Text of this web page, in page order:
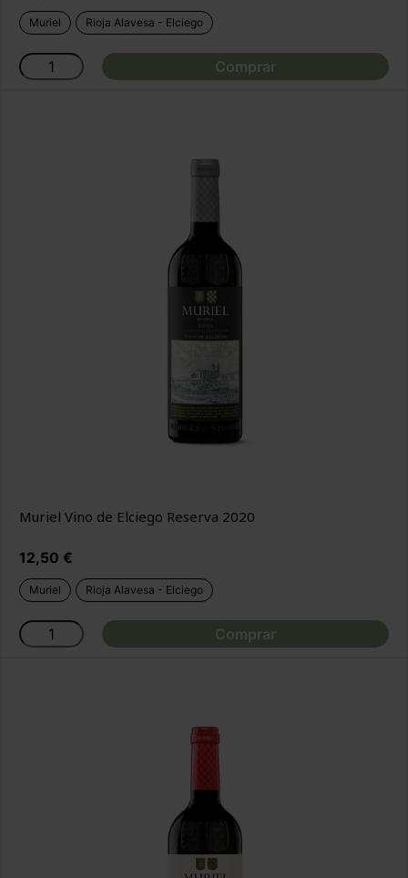
Muriel Rioja Alavesa - Elciego
Comprar
Muriel Vino de Elciego Reserva 2020
Precio
12,50 €
Muriel Rioja Alavesa - Elciego
Comprar